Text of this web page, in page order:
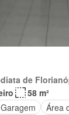
de
58 m²
Garagem
Área